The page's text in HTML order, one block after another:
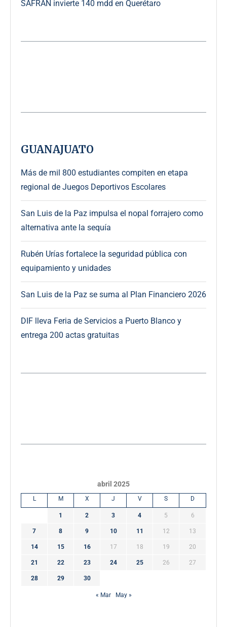
SAFRAN invierte 140 mdd en Querétaro
GUANAJUATO
Más de mil 800 estudiantes compiten en etapa
regional de Juegos Deportivos Escolares
San Luis de la Paz impulsa el nopal forrajero como
alternativa ante la sequía
Rubén Urías fortalece la seguridad pública con
equipamiento y unidades
San Luis de la Paz se suma al Plan Financiero 2026
DIF lleva Feria de Servicios a Puerto Blanco y
entrega 200 actas gratuitas
abril 2025
L M X J V S D
1 2 3 4 5 6
7 8 9 10 11 12 13
14 15 16 17 18 19 20
21 22 23 24 25 26 27
28 29 30
« Mar May »